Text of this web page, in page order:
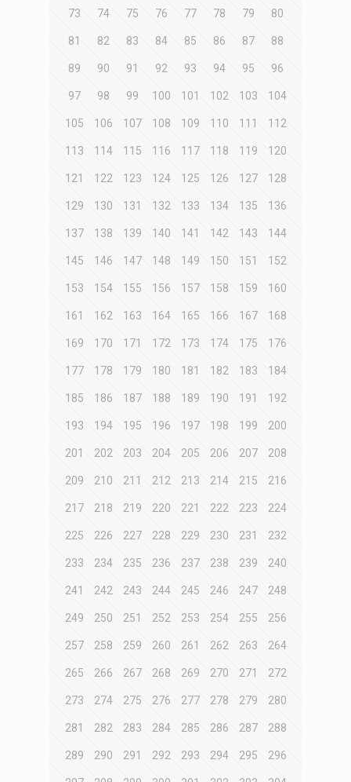
73 74 75 76 77 78 79 80
81 82 83 84 85 86 87 88
89 90 91 92 93 94 95 96
97 98 99 100 101 102 103 104
105 106 107 108 109 110 111 112
113 114 115 116 117 118 119 120
121 122 123 124 125 126 127 128
129 130 131 132 133 134 135 136
137 138 139 140 141 142 143 144
145 146 147 148 149 150 151 152
153 154 155 156 157 158 159 160
161 162 163 164 165 166 167 168
169 170 171 172 173 174 175 176
177 178 179 180 181 182 183 184
185 186 187 188 189 190 191 192
193 194 195 196 197 198 199 200
201 202 203 204 205 206 207 208
209 210 211 212 213 214 215 216
217 218 219 220 221 222 223 224
225 226 227 228 229 230 231 232
233 234 235 236 237 238 239 240
241 242 243 244 245 246 247 248
249 250 251 252 253 254 255 256
257 258 259 260 261 262 263 264
265 266 267 268 269 270 271 272
273 274 275 276 277 278 279 280
281 282 283 284 285 286 287 288
289 290 291 292 293 294 295 296